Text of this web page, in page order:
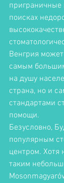
приграничные
поисках
Венгрия может
самым
на душу
страна, но и
стандартами
помощи.
Безусловно,
популярным
центром. Хотя
таким